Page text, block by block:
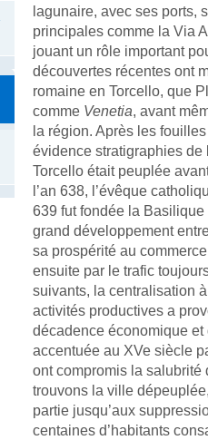
lagunaire, avec ses ports,
principales comme la Via
jouant un rôle important
découvertes récentes ont
romaine en Torcello, que
comme Venetia, avant
la région. Après les
évidence stratigraphies de
Torcello était peuplée
l’an 638, l’évêque
639 fut fondée la
grand développement
sa prospérité au
ensuite par le trafic
suivants, la centralisation
activités productives a
décadence économique
accentuée au XVe siècle
ont compromis la salubrité
trouvons la ville
partie jusqu’aux
centaines d’habitants